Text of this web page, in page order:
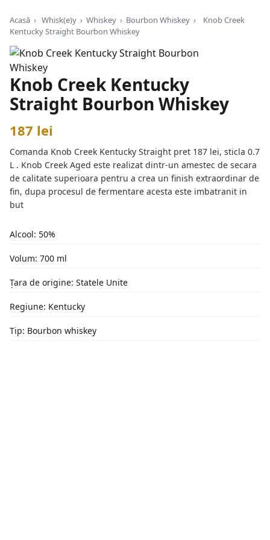
Acasă › Whisk(e)y › Whiskey › Bourbon Whiskey ›
Knob Creek
Kentucky Straight Bourbon Whiskey
Knob Creek Kentucky
Straight Bourbon Whiskey
187 lei
Comanda Knob Creek Kentucky Straight pret 187 lei, sticla 0.7
L . Knob Creek Aged este realizat dintr-un amestec de secara
de calitate superioara pentru a crea un finish extraordinar de
fin, dupa procesul de fermentare acesta este imbatranit in
but
Alcool: 50%
Volum: 700 ml
Țara de origine: Statele Unite
Regiune: Kentucky
Tip: Bourbon whiskey